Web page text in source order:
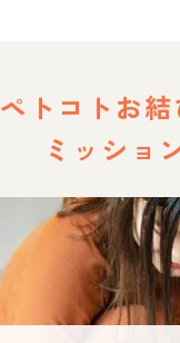
ペトコトお結
ミッショ